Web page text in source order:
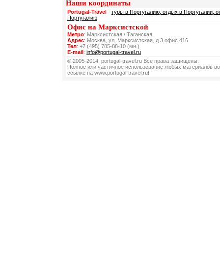
Наши координаты
Portugal-Travel - туры в Португалию, отдых в Португалии,
Португалию
Офис на Марксистской
Метро: Марксистская / Таганская
Адрес: Москва, ул. Марксистская, д 3 офис 416
Тел: +7 (495) 785-88-10 (мн.)
E-mail: info@portugal-travel.ru
© 2005-2014, portugal-travel.ru Все права защищены.
Полное или частичное использование любых материалов
ссылке на www.portugal-travel.ru!